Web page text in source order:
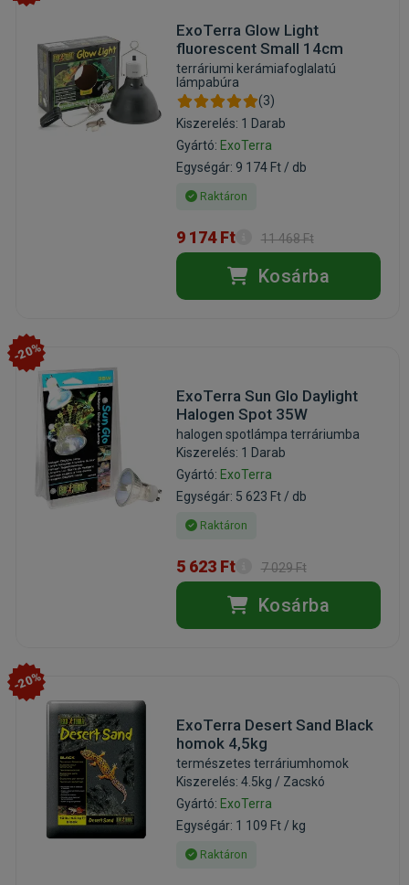
ExoTerra Glow Light
fluorescent Small 14cm
terráriumi kerámiafoglalatú
lámpabúra
(3)
Kiszerelés: 1 Darab
Gyártó: ExoTerra
Egységár: 9 174 Ft / db
Raktáron
9 174 Ft 11 468 Ft
Kosárba
-20%
ExoTerra Sun Glo Daylight
Halogen Spot 35W
halogen spotlámpa terráriumba
Kiszerelés: 1 Darab
Gyártó: ExoTerra
Egységár: 5 623 Ft / db
Raktáron
5 623 Ft 7 029 Ft
Kosárba
-20%
ExoTerra Desert Sand Black
homok 4,5kg
természetes terráriumhomok
Kiszerelés: 4.5kg / Zacskó
Gyártó: ExoTerra
Egységár: 1 109 Ft / kg
Raktáron